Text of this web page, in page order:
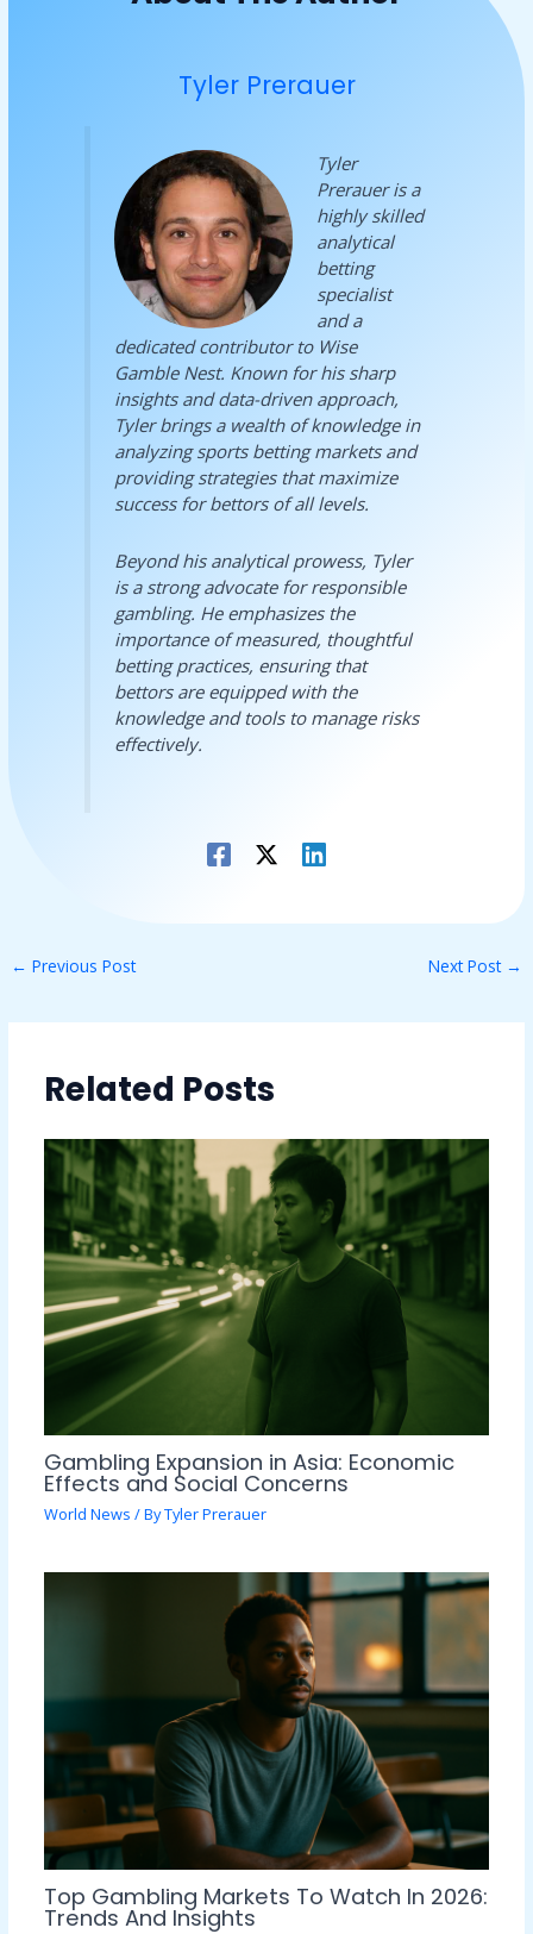
Tyler Prerauer
Tyler
Prerauer is a
highly skilled
analytical
betting
specialist
and a
dedicated contributor to Wise
Gamble Nest. Known for his sharp
insights and data-driven approach,
Tyler brings a wealth of knowledge in
analyzing sports betting markets and
providing strategies that maximize
success for bettors of all levels.
Beyond his analytical prowess, Tyler
is a strong advocate for responsible
gambling. He emphasizes the
importance of measured, thoughtful
betting practices, ensuring that
bettors are equipped with the
knowledge and tools to manage risks
effectively.
← Previous Post Next Post →
Related Posts
Gambling Expansion in Asia: Economic
Effects and Social Concerns
World News / ByTyler Prerauer
Top Gambling Markets To Watch In 2026:
Trends And Insights